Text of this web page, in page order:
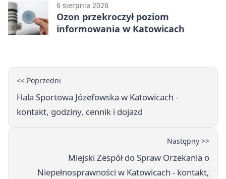
6 sierpnia 2026
Ozon przekroczył poziom
informowania w Katowicach
<< Poprzedni
Hala Sportowa Józefowska w Katowicach -
kontakt, godziny, cennik i dojazd
Następny >>
Miejski Zespół do Spraw Orzekania o
Niepełnosprawności w Katowicach - kontakt,